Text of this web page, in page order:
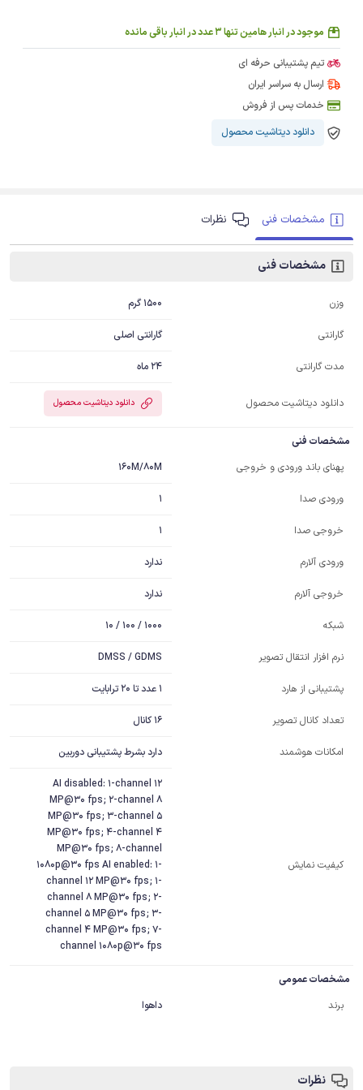
موجود در انبار هامین تنها 3 عدد در انبار باقی مانده
تیم پشتیبانی حرفه ای
ارسال به سراسر ایران
خدمات پس از فروش
دانلود دیتاشیت محصول
مشخصات فنی نظرات
مشخصات فنی
وزن 1500 گرم
گارانتی گارانتی اصلی
مدت گارانتی 24 ماه
دانلود دیتاشیت محصول دانلود دیتاشیت محصول
مشخصات فنی
پهنای باند ورودی و خروجی
160M/80M
ورودی صدا 1
خروجی صدا 1
ورودی آلارم ندارد
خروجی آلارم ندارد
شبکه 1000 / 100 / 10
نرم افزار انتقال تصویر DMSS / GDMS
پشتیبانی از هارد 1 عدد تا 20 ترابایت
تعداد کانال تصویر 16 کانال
امکانات هوشمند دارد بشرط پشتیبانی دوربین
کیفیت نمایش
AI disabled: 1-channel 12
MP@30 fps; 2-channel 8
MP@30 fps; 3-channel 5
MP@30 fps; 4-channel 4
MP@30 fps; 8-channel
1080p@30 fps AI enabled: 1-
channel 12 MP@30 fps; 1-
channel 8 MP@30 fps; 2-
channel 5 MP@30 fps; 3-
channel 4 MP@30 fps; 7-
channel 1080p@30 fps
مشخصات عمومی
برند
داهوا
نظرات